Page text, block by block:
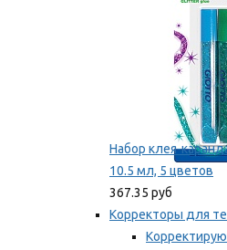
Набор клея-
10.5 мл, 5 цветов
367.35 руб
Корректоры для